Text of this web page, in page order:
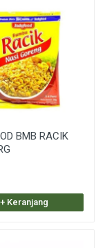
BMB RACIK
+ Keranjang